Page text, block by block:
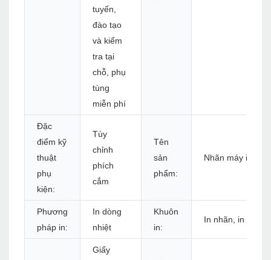
tuyến,
đào tạo
và kiểm
tra tại
chỗ, phụ
tùng
miễn phí
Đặc
điểm kỹ
thuật
phụ
kiện:
Tùy
chỉnh
phích
cắm
Tên
sản
phẩm:
Nhãn máy in
Phương
pháp in:
In dòng
nhiệt
Khuôn
in:
In nhãn, in biên
Giấy